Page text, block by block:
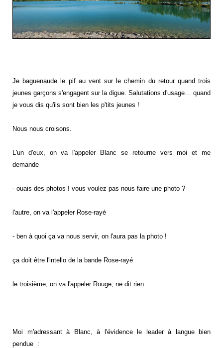
Je baguenaude le pif au vent sur le chemin du retour quand trois
jeunes garçons s'engagent sur la digue. Salutations d'usage… quand
je vous dis qu'ils sont bien les p'tits jeunes !
Nous nous croisons.
L'un d'eux, on va l'appeler Blanc se retourne vers moi et me
demande
- ouais des photos ! vous voulez pas nous faire une photo ?
l'autre, on va l'appeler Rose-rayé
- ben à quoi ça va nous servir, on l'aura pas la photo !
ça doit être l'intello de la bande Rose-rayé
le troisième, on va l'appeler Rouge, ne dit rien
Moi m'adressant à Blanc, à l'évidence le leader à langue bien
pendue :